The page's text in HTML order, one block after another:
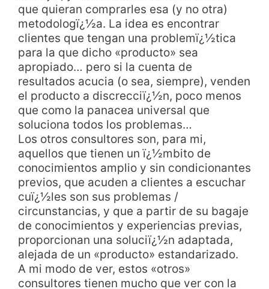
que quieran comprarles esa (y no otra)
metodologï¿½a. La idea es encontrar
clientes que tengan una problemï¿½tica
para la que dicho «producto» sea
apropiado… pero si la cuenta de
resultados acucia (o sea, siempre), venden
el producto a discrecciï¿½n, poco menos
que como la panacea universal que
soluciona todos los problemas…
Los otros consultores son, para mi,
aquellos que tienen un ï¿½mbito de
conocimientos amplio y sin condicionantes
previos, que acuden a clientes a escuchar
cuï¿½les son sus problemas /
circunstancias, y que a partir de su bagaje
de conocimientos y experiencias previas,
proporcionan una soluciï¿½n adaptada,
alejada de un «producto» estandarizado.
A mi modo de ver, estos «otros»
consultores tienen mucho que ver con la